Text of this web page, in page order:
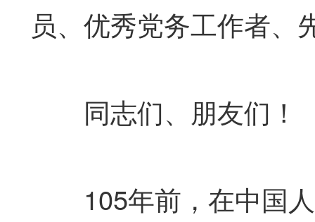
员、优秀党务工作者、
同志们、朋友们！
105年前，在中国人